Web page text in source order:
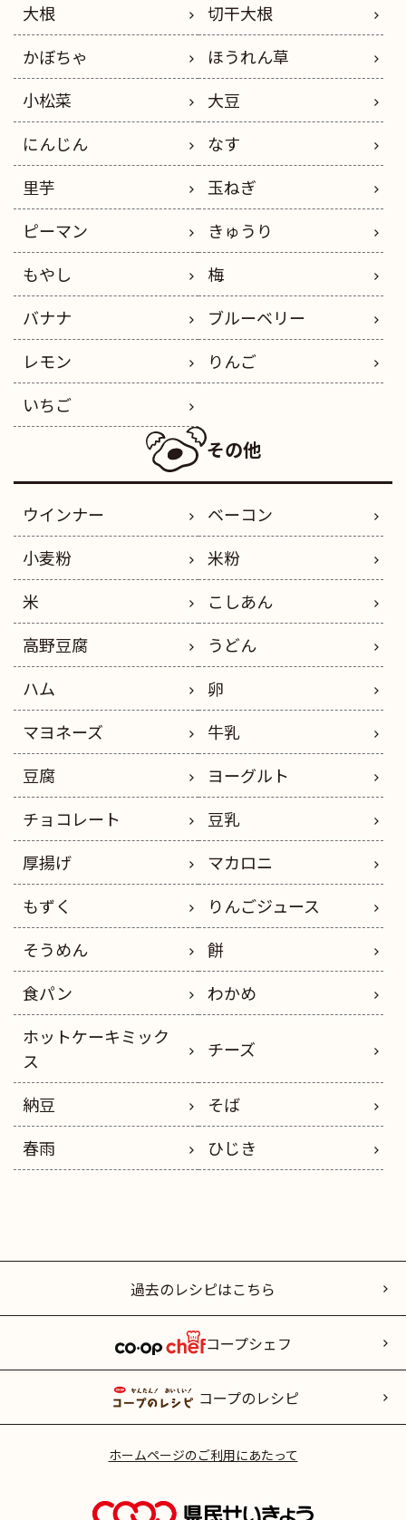
大根
切干大根
かぼちゃ
ほうれん草
小松菜
大豆
にんじん
なす
里芋
玉ねぎ
ピーマン
きゅうり
もやし
梅
バナナ
ブルーベリー
レモン
りんご
いちご
その他
ウインナー
ベーコン
小麦粉
米粉
米
こしあん
高野豆腐
うどん
ハム
卵
マヨネーズ
牛乳
豆腐
ヨーグルト
チョコレート
豆乳
厚揚げ
マカロニ
もずく
りんごジュース
そうめん
餅
食パン
わかめ
ホットケーキミック
ス
チーズ
納豆
そば
春雨
ひじき
過去のレシピはこちら
コープシェフ
コープのレシピ
ホームページのご利用にあたって